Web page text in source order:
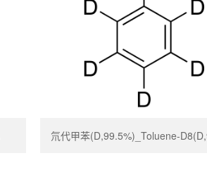
氘代甲苯(D,99.5%)_Toluene-